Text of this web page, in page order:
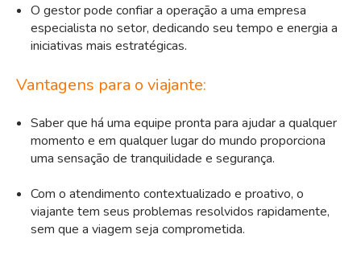
O gestor pode confiar a operação a uma empresa
especialista no setor, dedicando seu tempo e energia a
iniciativas mais estratégicas.
Vantagens para o viajante:
Saber que há uma equipe pronta para ajudar a qualquer
momento e em qualquer lugar do mundo proporciona
uma sensação de tranquilidade e segurança.
Com o atendimento contextualizado e proativo, o
viajante tem seus problemas resolvidos rapidamente,
sem que a viagem seja comprometida.